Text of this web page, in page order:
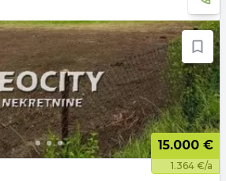
15.000 €
1.364 €/a